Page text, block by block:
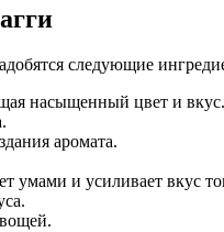
следующие
насыщенный цвет и вкус.
аромата.
умами и усиливает вкус